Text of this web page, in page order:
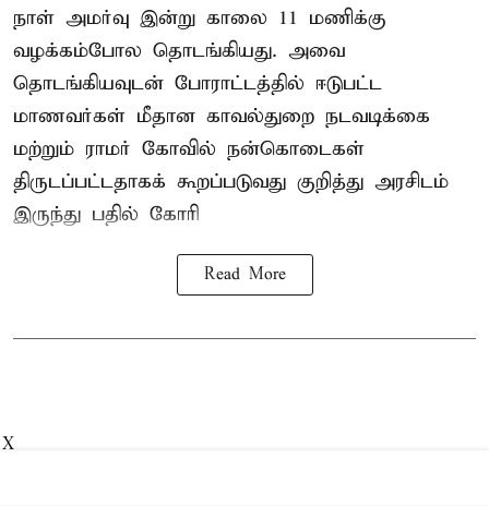
நாள் அமர்வு இன்று காலை 11 மணிக்கு
வழக்கம்போல தொடங்கியது. அவை
தொடங்கியவுடன் போராட்டத்தில் ஈடுபட்ட
மாணவர்கள் மீதான காவல்துறை நடவடிக்கை
மற்றும் ராமர் கோவில் நன்கொடைகள்
திருடப்பட்டதாகக் கூறப்படுவது குறித்து அரசிடம்
இருந்து பதில் கோரி
Read More
X